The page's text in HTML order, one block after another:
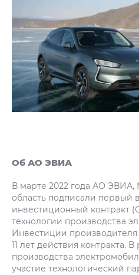
Об АО ЭВИА
В марте 2022 года АО
область подписали первый
инвестиционный контракт
технологии производства
Инвестиции производителя
11 лет действия контракта.
производства
участие технологический